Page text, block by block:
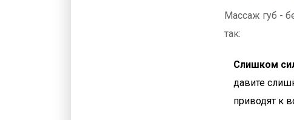
Массаж губ -
так:
Слишком
давите
приводят к